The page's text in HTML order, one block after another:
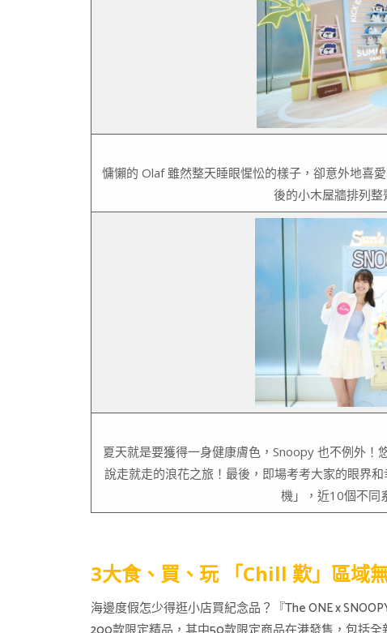
慵懶的 Olaf 雖然整天睡眼惺忪的樣子，卻意外地喜
後的小木屋牆排列
夏天就是要獲得一身健康膚色，Snoopy 也不例外
說走就走的浪花之旅！最後，即場考考大家的眼界
機」，近10個不同
3大食、買、玩 「Chill 歎」區域
海邊度假怎少得逛小店買紀念品？『The ONE x